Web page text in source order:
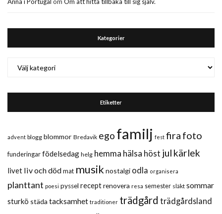
Kategorier
Etiketter
advent blogg blommor Bredavik ego familj fest fira foto
funderingarfödelsedag helg hemma hälsa höst jul kärlek
livet liv och dödmat musik nostalgi odla organisera
planttant poesi pyssel receptrenovera resa semester släkt sommar
sturkö städa tacksamhet traditioner trädgård trädgårdsland